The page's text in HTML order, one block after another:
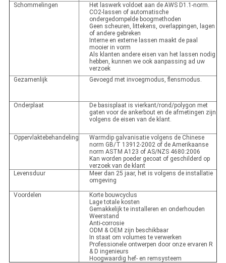
Schommelingen
Het laswerk voldoet aan de AWS D1.1-norm.
CO2-lassen of automatische
ondergedompelde boogmethoden
Geen scheuren, littekens, overlappingen, lagen
of andere gebreken
Interne en externe lassen maakt de paal
mooier in vorm
Als klanten andere eisen van het lassen nodig
hebben, kunnen we ook aanpassing ad uw
verzoek
Gezamenlijk
Gevoegd met invoegmodus, flensmodus.
Onderplaat
De basisplaat is vierkant/rond/polygon met
gaten voor de ankerbout en de afmetingen zijn
volgens de eisen van de klant.
Oppervlaktebehandeling
Warmdip galvanisatie volgens de Chinese
norm GB/T 13912-2002 of de Amerikaanse
norm ASTM A123 of AS/NZS 4680:2006
Kan worden poeder gecoat of geschilderd op
verzoek van de klant
Levensduur
Meer dan 25 jaar, het is volgens de installatie
omgeving
Voordelen
Korte bouwcyclus
Lage totale kosten
Gemakkelijk te installeren en onderhouden
Weerstand
Anti-corrosie
ODM & OEM zijn beschikbaar
In staat om volumes te verwerken
Professionele ontwerpen door onze ervaren R
& D ingenieurs
Hoogwaardig hef- en remsysteem